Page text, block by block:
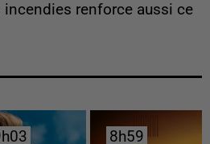
renforce aussi ce
8h59
8h59